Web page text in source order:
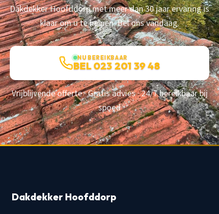
Dakdekker Hoofddorp met meer dan 30 jaar ervaring is
klaar om u te helpen. Bel ons vandaag.
NU BEREIKBAAR
BEL 023 201 39 48
Vrijblijvende offerte · Gratis advies · 24/7 bereikbaar bij
spoed
Dakdekker Hoofddorp